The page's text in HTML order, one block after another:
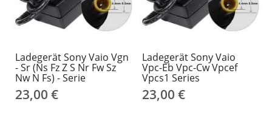
Ladegerät Sony Vaio Vgn
- Sr (Ns Fz Z S Nr Fw Sz
Nw N Fs) - Serie
23,00 €
Ladegerät Sony Vaio
Vpc-Eb Vpc-Cw Vpcef
Vpcs1 Series
23,00 €